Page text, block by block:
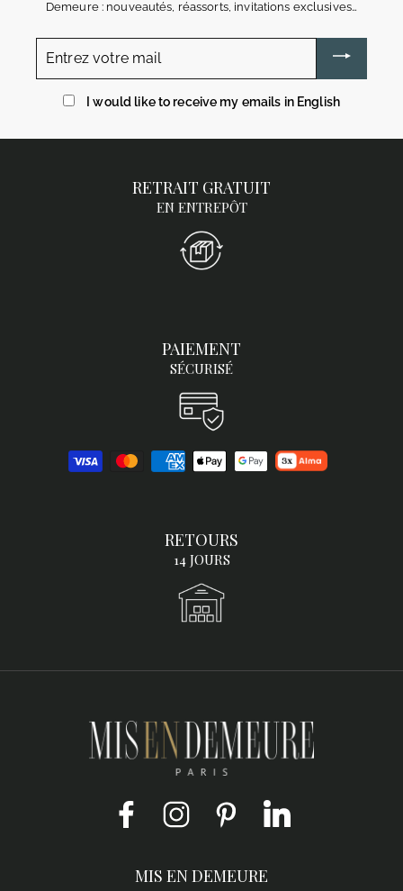
Demeure : nouveautés, réassorts, invitations exclusives…
mail
I would like to receive my emails in English
RETRAIT GRATUIT
EN ENTREPÔT
PAIEMENT
SÉCURISÉ
RETOURS
14 JOURS
Facebook Instagram Pinterest
MIS EN DEMEURE